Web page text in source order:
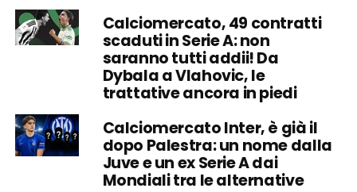
Calciomercato, 49 contratti
scaduti in Serie A: non
saranno tutti addii! Da
Dybala a Vlahovic, le
trattative ancora in piedi
Calciomercato Inter, è già il
dopo Palestra: un nome dalla
Juve e un ex Serie A dai
Mondiali tra le alternative